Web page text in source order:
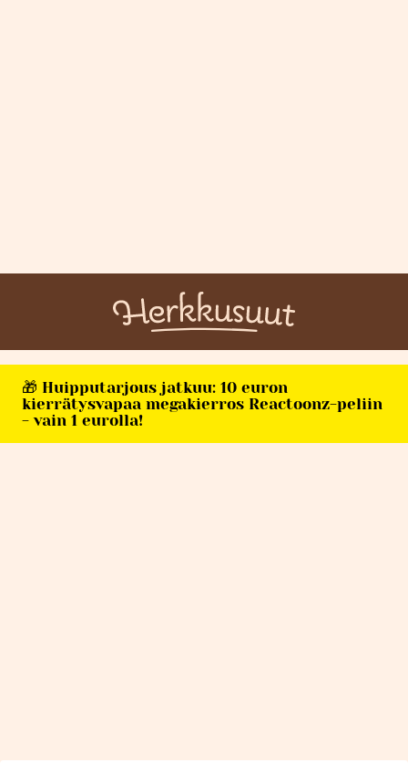
🎁 Huipputarjous jatkuu: 10 euron
kierrätysvapaa megakierros Reactoonz-peliin
- vain 1 eurolla!